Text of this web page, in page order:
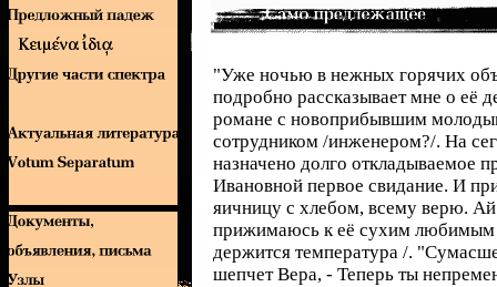
"Уже ночью в нежных горячих
подробно рассказывает мне о её
романе с новоприбывшим
сотрудником /инженером?/. На
назначено долго откладываемое
Ивановной первое свидание. И
яичницу с хлебом, всему верю.
прижимаюсь к её сухим
держится температура /.
шепчет Вера, - Теперь ты